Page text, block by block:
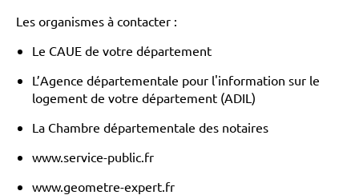
Les organismes à contacter :
Le CAUE de votre département
L’Agence départementale pour l'information sur le
logement de votre département (ADIL)
La Chambre départementale des notaires
www.service-public.fr
www.geometre-expert.fr